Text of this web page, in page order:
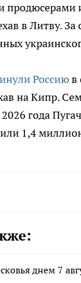
продюсерами
в Литву. За
Россиюв
на Кипр.
года
1,4
днем 7